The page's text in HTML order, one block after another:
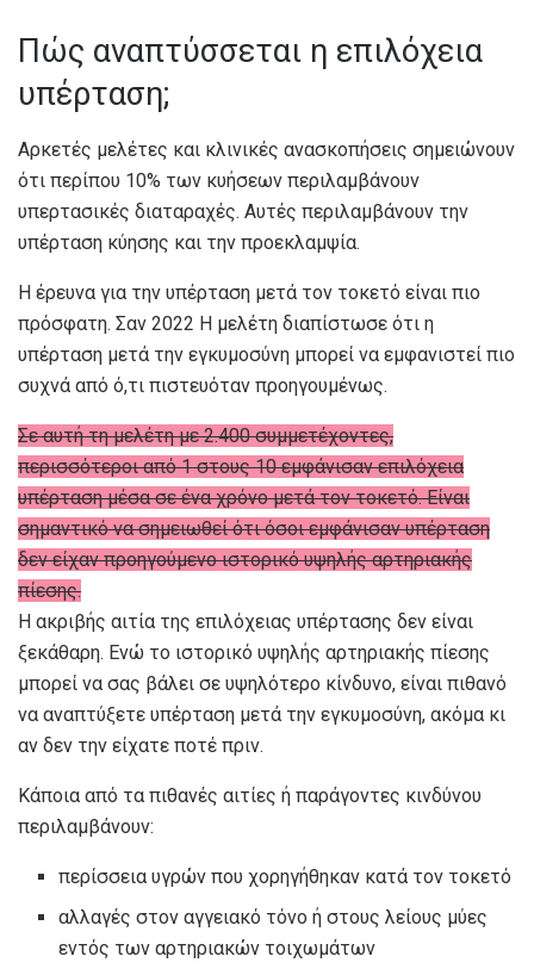
Πώς αναπτύσσεται η επιλόχεια
υπέρταση;
Αρκετές μελέτες και κλινικές ανασκοπήσεις σημειώνουν
ότι περίπου 10% των κυήσεων περιλαμβάνουν
υπερτασικές διαταραχές. Αυτές περιλαμβάνουν την
υπέρταση κύησης και την προεκλαμψία.
Η έρευνα για την υπέρταση μετά τον τοκετό είναι πιο
πρόσφατη. Σαν 2022 Η μελέτη διαπίστωσε ότι η
υπέρταση μετά την εγκυμοσύνη μπορεί να εμφανιστεί πιο
συχνά από ό,τι πιστευόταν προηγουμένως.
Σε αυτή τη μελέτη με 2.400 συμμετέχοντες,
περισσότεροι από 1 στους 10 εμφάνισαν επιλόχεια
υπέρταση μέσα σε ένα χρόνο μετά τον τοκετό. Είναι
σημαντικό να σημειωθεί ότι όσοι εμφάνισαν υπέρταση
δεν είχαν προηγούμενο ιστορικό υψηλής αρτηριακής
πίεσης.
Η ακριβής αιτία της επιλόχειας υπέρτασης δεν είναι
ξεκάθαρη. Ενώ το ιστορικό υψηλής αρτηριακής πίεσης
μπορεί να σας βάλει σε υψηλότερο κίνδυνο, είναι πιθανό
να αναπτύξετε υπέρταση μετά την εγκυμοσύνη, ακόμα κι
αν δεν την είχατε ποτέ πριν.
Κάποια από τα πιθανές αιτίες ή παράγοντες κινδύνου
περιλαμβάνουν:
περίσσεια υγρών που χορηγήθηκαν κατά τον τοκετό
αλλαγές στον αγγειακό τόνο ή στους λείους μύες
εντός των αρτηριακών τοιχωμάτων